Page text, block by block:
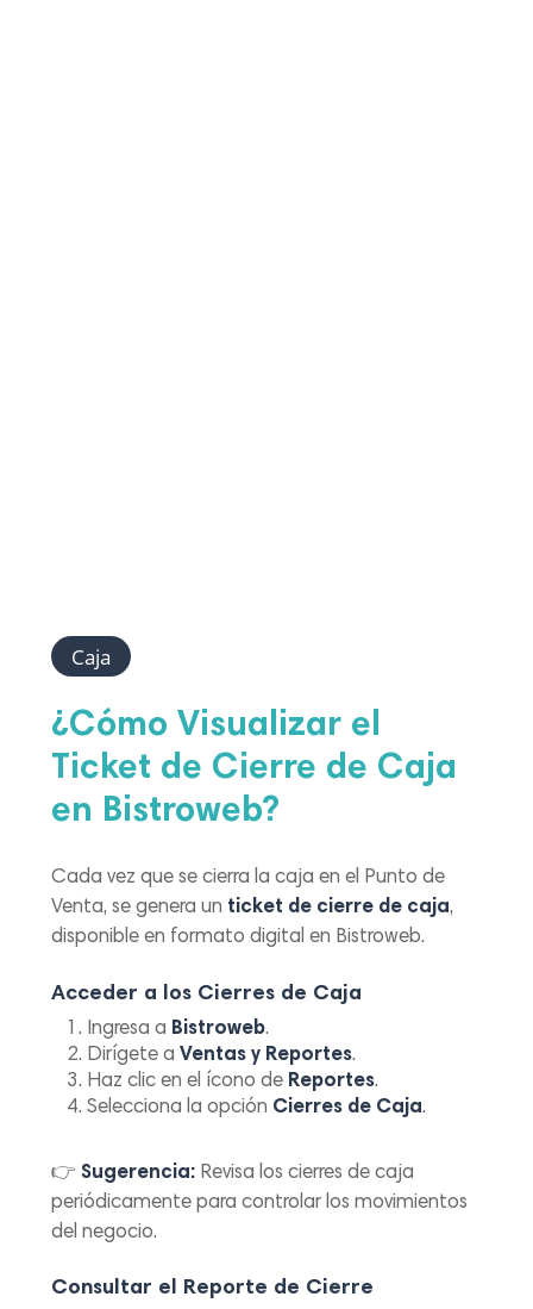
Caja
¿Cómo Visualizar el
Ticket de Cierre de Caja
en Bistroweb?
Cada vez que se cierra la caja en el Punto de
Venta, se genera un ticket de cierre de caja,
disponible en formato digital en Bistroweb.
Acceder a los Cierres de Caja
Ingresa a Bistroweb.
Dirígete aVentas y Reportes.
Haz clic en el ícono de Reportes.
Selecciona la opción Cierres de Caja.
👉Sugerencia: Revisa los cierres de caja
periódicamente para controlar los movimientos
del negocio.
Consultar el Reporte de Cierre